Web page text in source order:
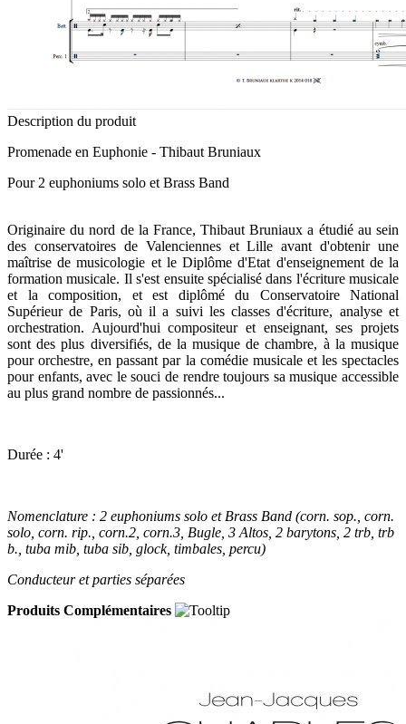
Description du produit
Promenade en Euphonie - Thibaut Bruniaux
Pour 2 euphoniums solo et Brass Band
Originaire du nord de la France, Thibaut Bruniaux a étudié au sein
des conservatoires de Valenciennes et Lille avant d'obtenir une
maîtrise de musicologie et le Diplôme d'Etat d'enseignement de la
formation musicale. Il s'est ensuite spécialisé dans l'écriture musicale
et la composition, et est diplômé du Conservatoire National
Supérieur de Paris, où il a suivi les classes d'écriture, analyse et
orchestration. Aujourd'hui compositeur et enseignant, ses projets
sont des plus diversifiés, de la musique de chambre, à la musique
pour orchestre, en passant par la comédie musicale et les spectacles
pour enfants, avec le souci de rendre toujours sa musique accessible
au plus grand nombre de passionnés...
Durée : 4'
Nomenclature : 2 euphoniums solo et Brass Band (corn. sop., corn.
solo, corn. rip., corn.2, corn.3, Bugle, 3 Altos, 2 barytons, 2 trb, trb
b., tuba mib, tuba sib, glock, timbales, percu)
Conducteur et parties séparées
Produits Complémentaires